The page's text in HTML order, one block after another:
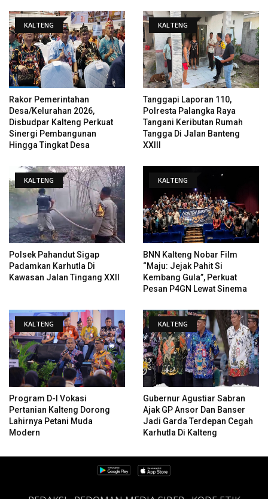
KALTENG
Rakor Pemerintahan
Desa/Kelurahan 2026,
Disbudpar Kalteng Perkuat
Sinergi Pembangunan
Hingga Tingkat Desa
KALTENG
Tanggapi Laporan 110,
Polresta Palangka Raya
Tangani Keributan Rumah
Tangga Di Jalan Banteng
XXIII
KALTENG
Polsek Pahandut Sigap
Padamkan Karhutla Di
Kawasan Jalan Tingang XXII
KALTENG
BNN Kalteng Nobar Film
“Maju: Jejak Pahit Si
Kembang Gula”, Perkuat
Pesan P4GN Lewat Sinema
KALTENG
Program D-I Vokasi
Pertanian Kalteng Dorong
Lahirnya Petani Muda
Modern
KALTENG
Gubernur Agustiar Sabran
Ajak GP Ansor Dan Banser
Jadi Garda Terdepan Cegah
Karhutla Di Kalteng